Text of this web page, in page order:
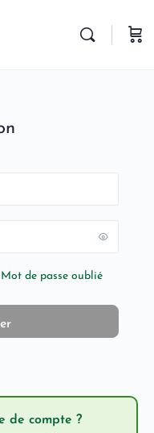
Mot de passe oublié
de compte ?